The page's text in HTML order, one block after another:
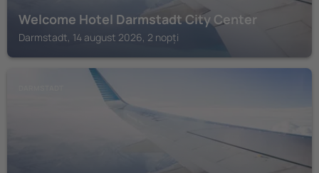
Welcome Hotel Darmstadt City Center
Darmstadt, 14 august 2026, 2 nopți